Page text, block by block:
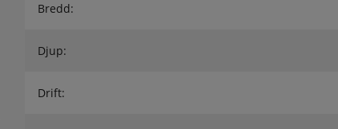
Bredd:
Djup:
Drift: